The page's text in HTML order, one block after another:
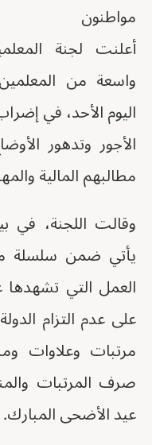
مواطنون
أعلنت لجنة
واسعة من
اليوم الأحد، في
الأجور وتدهور
مطالبهم المالية
وقالت اللجنة، في
يأتي ضمن سلسلة
العمل التي تشهدها
على عدم التزام
مرتبات وعلاوات
صرف المرتبات
عيد الأضحى المبارك.